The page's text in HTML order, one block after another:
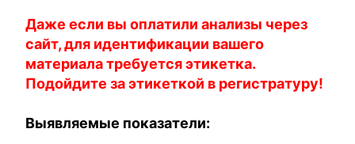
Даже если вы оплатили анализы через
сайт, для идентификации вашего
материала требуется этикетка.
Подойдите за этикеткой в регистратуру!
Выявляемые показатели: